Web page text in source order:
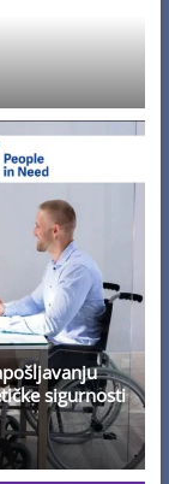
sigurnosti